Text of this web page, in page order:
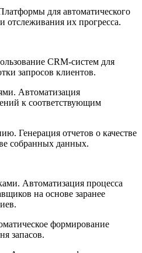
для автоматического
отслеживания их прогресса.
CRM-систем для
запросов клиентов.
Автоматизация
к соответствующим
Генерация отчетов о качестве
собранных данных.
Автоматизация процесса
на основе заранее
формирование
запасов.